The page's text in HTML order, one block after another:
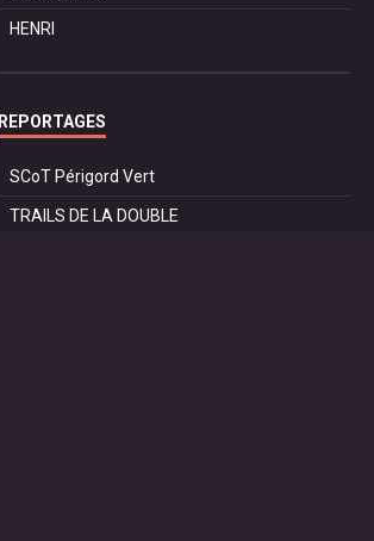
HENRI
REPORTAGES
SCoT Périgord Vert
TRAILS DE LA DOUBLE